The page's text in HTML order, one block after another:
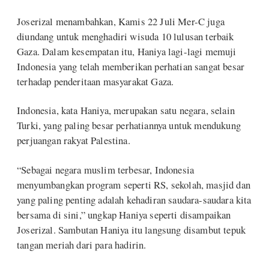
Joserizal menambahkan, Kamis 22 Juli Mer-C juga
diundang untuk menghadiri wisuda 10 lulusan terbaik
Gaza. Dalam kesempatan itu, Haniya lagi-lagi memuji
Indonesia yang telah memberikan perhatian sangat besar
terhadap penderitaan masyarakat Gaza.
Indonesia, kata Haniya, merupakan satu negara, selain
Turki, yang paling besar perhatiannya untuk mendukung
perjuangan rakyat Palestina.
“Sebagai negara muslim terbesar, Indonesia
menyumbangkan program seperti RS, sekolah, masjid dan
yang paling penting adalah kehadiran saudara-saudara kita
bersama di sini,” ungkap Haniya seperti disampaikan
Joserizal. Sambutan Haniya itu langsung disambut tepuk
tangan meriah dari para hadirin.